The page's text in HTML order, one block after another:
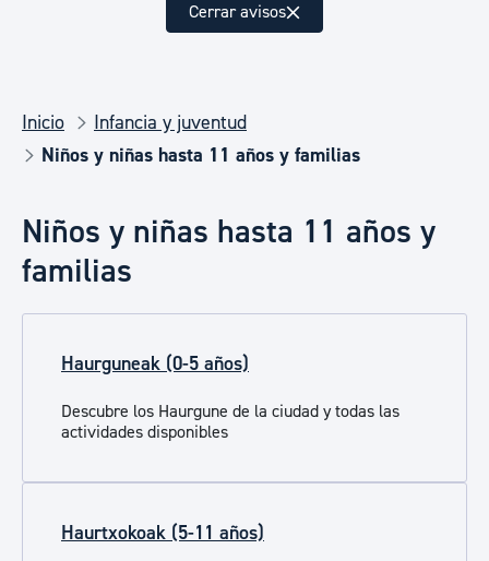
Cerrar avisos
Inicio
Infancia y juventud
Niños y niñas hasta 11 años y familias
Niños y niñas hasta 11 años y
familias
Haurguneak (0-5 años)
Descubre los Haurgune de la ciudad y todas las
actividades disponibles
Haurtxokoak (5-11 años)